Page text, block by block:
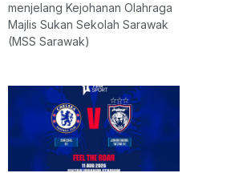
menjelang Kejohanan Olahraga
Majlis Sukan Sekolah Sarawak
(MSS Sarawak)